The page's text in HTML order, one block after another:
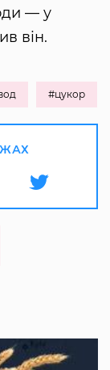
— у
він.
#цукор